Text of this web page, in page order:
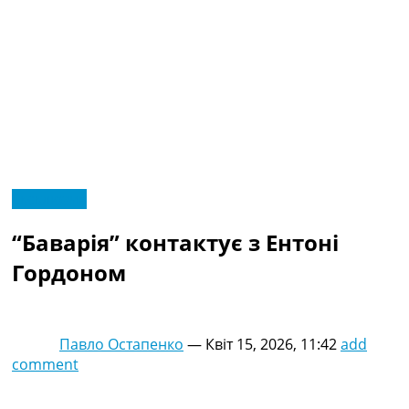
МенюНовини футболу
Відео
Новини футболу України
Конкурс прогнозів
“Баварія” контактує з Ентоні
Гордоном
Павло Остапенко — Квіт 15, 2026, 11:42add
comment